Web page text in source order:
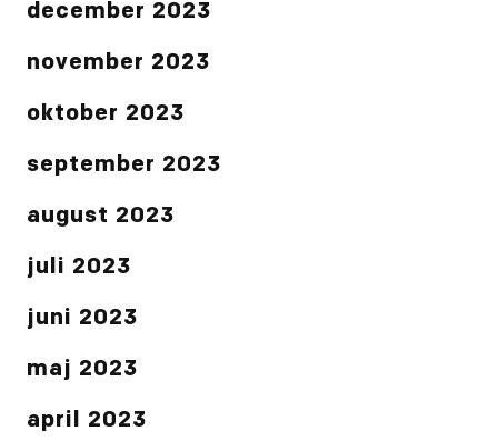
december 2023
november 2023
oktober 2023
september 2023
august 2023
juli 2023
juni 2023
maj 2023
april 2023